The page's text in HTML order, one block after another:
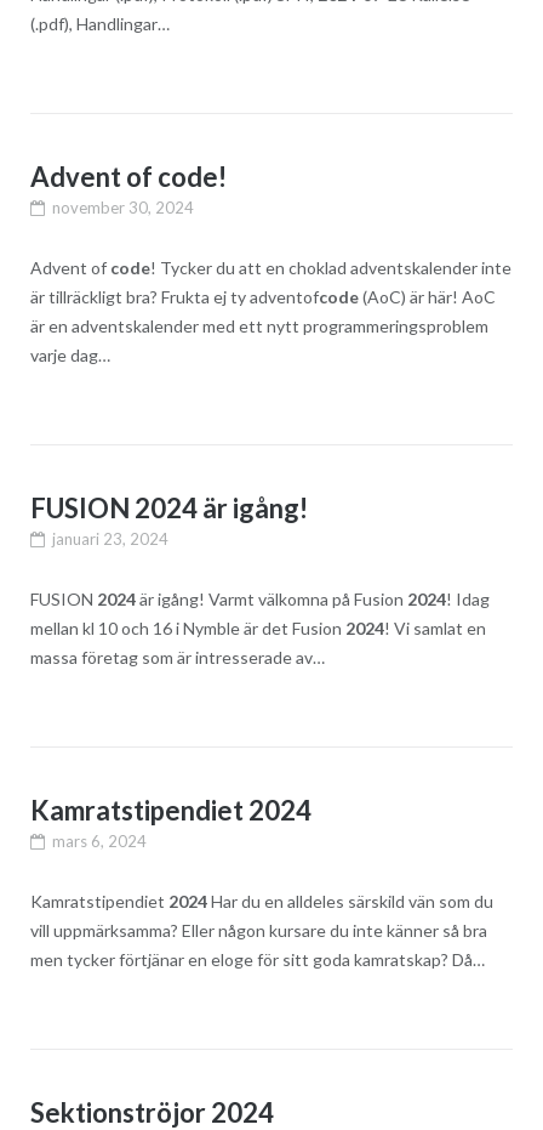
(.pdf), Handlingar…
Advent of code!
november 30, 2024
Advent of code! Tycker du att en choklad adventskalender inte
är tillräckligt bra? Frukta ej ty adventofcode(AoC) är här! AoC
är en adventskalender med ett nytt programmeringsproblem
varje dag…
FUSION 2024 är igång!
januari 23, 2024
FUSION 2024är igång! Varmt välkomna på Fusion 2024! Idag
mellan kl 10 och 16 i Nymble är det Fusion 2024! Vi samlat en
massa företag som är intresserade av…
Kamratstipendiet 2024
mars 6, 2024
Kamratstipendiet 2024Har du en alldeles särskild vän som du
vill uppmärksamma? Eller någon kursare du inte känner så bra
men tycker förtjänar en eloge för sitt goda kamratskap? Då…
Sektionströjor 2024